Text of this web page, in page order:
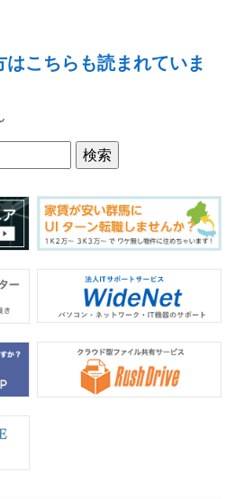
こちらも読まれていま